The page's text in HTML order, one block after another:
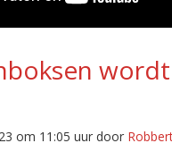
om 11:05 uur door